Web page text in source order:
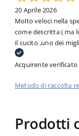
20 Aprile 2026
Molto veloci nella
come descritta ( ma
il cucito ,uno dei
Acquirente verificato
Metodo di raccolta
Prodotti